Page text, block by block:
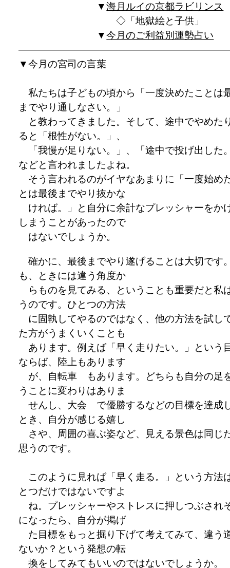
▼海月ルイの京都ラビリンス
◇「地獄絵と子供」
▼今月のご利益別運勢占い
▼今月の宮司の言葉
私たちは子どもの頃から「一度決めたことは
までやり通しなさい。」
と教わってきました。そして、途中でやめた
ると「根性がない。」、
「我慢が足りない。」、「途中で投げ出した
などと言われましたよね。
そう言われるのがイヤなあまりに「一度始め
とは最後までやり抜かな
ければ。」と自分に余計なプレッシャーをか
しまうことがあったので
はないでしょうか。
確かに、最後までやり遂げることは大切です
も、ときには違う角度か
らものを見てみる、ということも重要だと私
うのです。ひとつの方法
に固執してやるのではなく、他の方法を試し
た方がうまくいくことも
あります。例えば「早く走りたい。」という
ならば、陸上もあります
が、自転車 もあります。どちらも自分の足
うことに変わりはありま
せんし、大会 で優勝するなどの目標を達成
とき、自分が感じる嬉し
さや、周囲の喜ぶ姿など、見える景色は同じ
思うのです。
このように見れば「早く走る。」という方法
とつだけではないですよ
ね。プレッシャーやストレスに押しつぶされ
になったら、自分が掲げ
た目標をもっと掘り下げて考えてみて、違う
ないか？という発想の転
換をしてみてもいいのではないでしょうか。